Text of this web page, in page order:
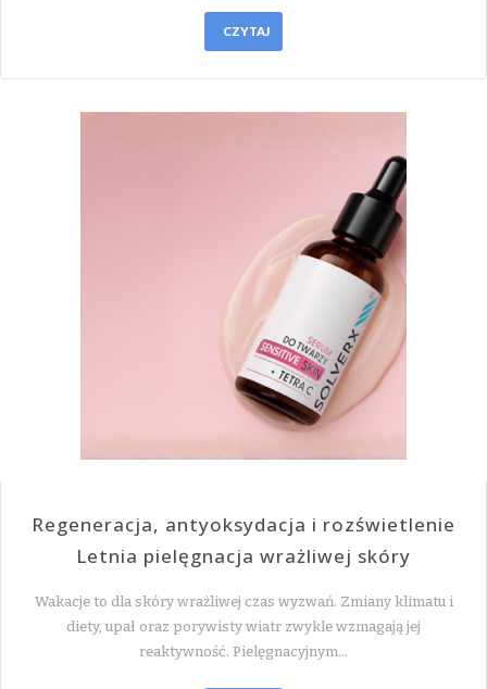
CZYTAJ
Regeneracja, antyoksydacja i rozświetlenie
Letnia pielęgnacja wrażliwej skóry
Wakacje to dla skóry wrażliwej czas wyzwań. Zmiany klimatu i
diety, upał oraz porywisty wiatr zwykle wzmagają jej
reaktywność. Pielęgnacyjnym…